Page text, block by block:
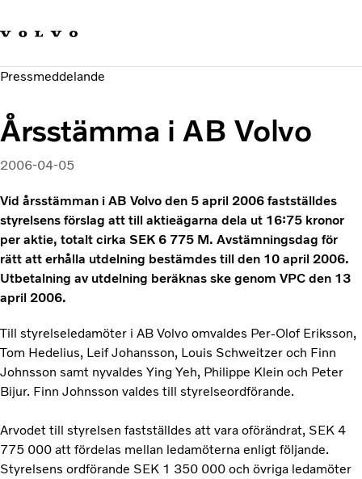
Hållbara transporter
Investerare
Pressmeddelande
Årsstämma i AB Volvo
2006-04-05
Vid årsstämman i AB Volvo den 5 april 2006 fastställdes
styrelsens förslag att till aktieägarna dela ut 16:75 kronor
per aktie, totalt cirka SEK 6 775 M. Avstämningsdag för
rätt att erhålla utdelning bestämdes till den 10 april 2006.
Utbetalning av utdelning beräknas ske genom VPC den 13
april 2006.
Till styrelseledamöter i AB Volvo omvaldes Per-Olof Eriksson,
Tom Hedelius, Leif Johansson, Louis Schweitzer och Finn
Johnsson samt nyvaldes Ying Yeh, Philippe Klein och Peter
Bijur. Finn Johnsson valdes till styrelseordförande.
Arvodet till styrelsen fastställdes att vara oförändrat, SEK 4
775 000 att fördelas mellan ledamöterna enligt följande.
Styrelsens ordförande SEK 1 350 000 och övriga ledamöter